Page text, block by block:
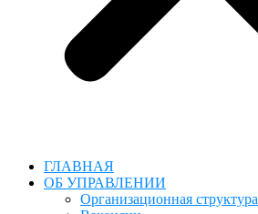
ГЛАВНАЯ
ОБ УПРАВЛЕНИИ
Организационная структура